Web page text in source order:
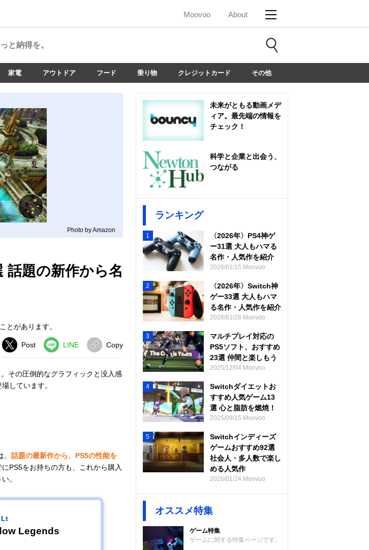
Moovoo About
と納得を。
家電 アウトドア フード 乗り物 クレジットカード その他
Photo by Amazon
話題の新作から名
とがあります。
Post LINE Copy
。その圧倒的なグラフィックと没入感
しています。
話題の最新作から、PS5の性能を
PS5をお持ちの方も、これから購入
。
Lt
Legends
未来がともる動画メデ
ィア。最先端の情報を
チェック！
科学と企業と出会う、
つながる
ランキング
1
〈2026年〉PS4神ゲ
ー31選 大人もハマる
名作・人気作を紹介
2026/01/15 Moovoo
2
〈2026年〉Switch神
ゲー33選 大人もハマ
る名作・人気作を紹介
2026/01/28 Moovoo
3
マルチプレイ対応の
PS5ソフト、おすすめ
23選 仲間と楽しもう
2025/12/04 Moovoo
4
Switchダイエットお
すすめ人気ゲーム13
選 心と脂肪を燃焼！
2025/09/15 Moovoo
5
Switchインディーズ
ゲームおすすめ92選
社会人・多人数で楽し
める人気作
2026/01/24 Moovoo
オススメ特集
ゲーム特集
ゲームに関する特集ページです。